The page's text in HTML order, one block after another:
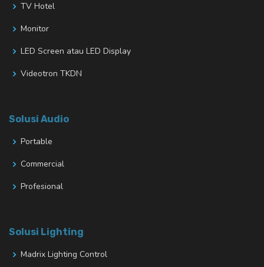
TV Hotel
Monitor
LED Screen atau LED Display
Videotron TKDN
Solusi Audio
Portable
Commercial
Profesional
Solusi Lighting
Madrix Lighting Control